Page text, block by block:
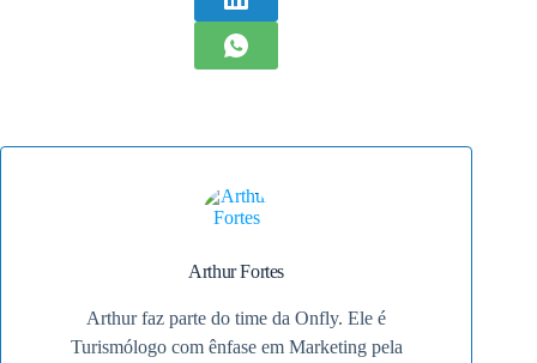
Arthur Fortes
Arthur faz parte do time da Onfly. Ele é
Turismólogo com ênfase em Marketing pela